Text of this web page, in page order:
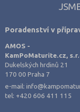
Poradenství v
AMOS -
KamPoMaturite.cz,
Dukelských hrdinů 21
170 00 Praha 7
e-mail:
tel: +420 606 411 115